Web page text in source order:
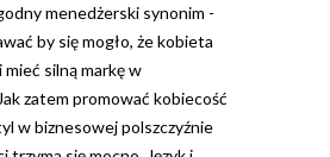
menedżerski synonim -
by się mogło, że kobieta
silną markę w
zatem promować kobiecość
w biznesowej polszczyźnie